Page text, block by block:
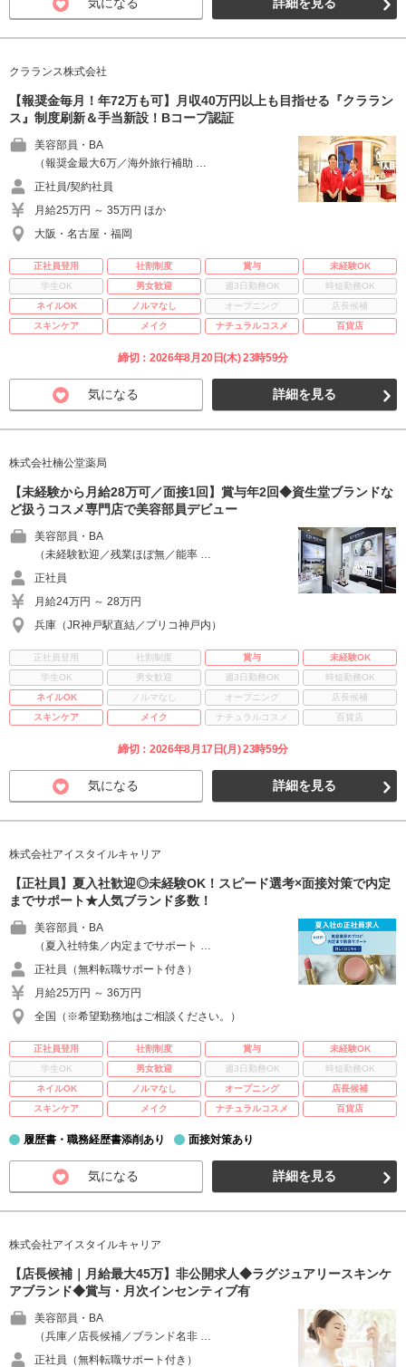
クラランス株式会社
【報奨金毎月！年72万も可】月収40万円以上も目指せる『クララン
ス』制度刷新＆手当新設！Bコープ認証
美容部員・BA
（報奨金最大6万／海外旅行補助 …
正社員/契約社員
月給25万円 ～ 35万円 ほか
大阪・名古屋・福岡
正社員登用 社割制度 賞与
未経験OK
学生OK
男女歓迎 週3日勤務OK
時短勤務OK
ネイルOK
ノルマなし オープニング
店長候補
スキンケア
メイク ナチュラルコスメ 百貨店
締切：2026年8月20日(木) 23時59分
気になる 詳細を見る
株式会社楠公堂薬局
【未経験から月給28万可／面接1回】賞与年2回◆資生堂ブランドな
ど扱うコスメ専門店で美容部員デビュー
美容部員・BA
（未経験歓迎／残業ほぼ無／能率 …
正社員
月給24万円 ～ 28万円
兵庫（JR神戸駅直結／プリコ神戸内）
正社員登用 社割制度 賞与
未経験OK
学生OK
男女歓迎 週3日勤務OK
時短勤務OK
ネイルOK
ノルマなし オープニング
店長候補
スキンケア
メイク ナチュラルコスメ 百貨店
締切：2026年8月17日(月) 23時59分
気になる 詳細を見る
株式会社アイスタイルキャリア
【正社員】夏入社歓迎◎未経験OK！スピード選考×面接対策で内定
までサポート★人気ブランド多数！
美容部員・BA
（夏入社特集／内定までサポート …
正社員（無料転職サポート付き）
月給25万円 ～ 36万円
全国（※希望勤務地はご相談ください。）
正社員登用 社割制度 賞与
未経験OK
学生OK
男女歓迎 週3日勤務OK
時短勤務OK
ネイルOK
ノルマなし オープニング
店長候補
スキンケア
メイク ナチュラルコスメ 百貨店
履歴書・職務経歴書添削あり 面接対策あり
気になる 詳細を見る
株式会社アイスタイルキャリア
【店長候補｜月給最大45万】非公開求人◆ラグジュアリースキンケ
アブランド◆賞与・月次インセンティブ有
美容部員・BA
（兵庫／店長候補／ブランド名非 …
正社員（無料転職サポート付き）